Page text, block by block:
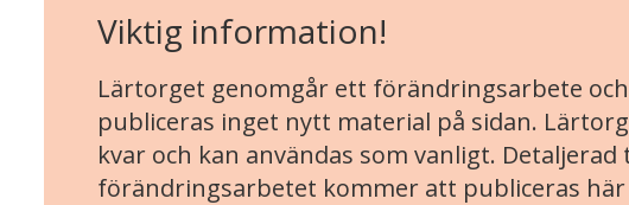
Viktig information!
Lärtorget genomgår ett förändringsarbete
publiceras inget nytt material på sidan.
kvar och kan användas som vanligt.
förändringsarbetet kommer att publiceras här